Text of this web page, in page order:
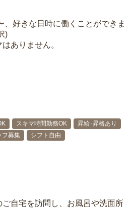
、好きな日時に働くことができま
)
ありません。
スキマ時間勤務OK
昇給･昇格あり
フ募集
シフト自由
自宅を訪問し、お風呂や洗面所